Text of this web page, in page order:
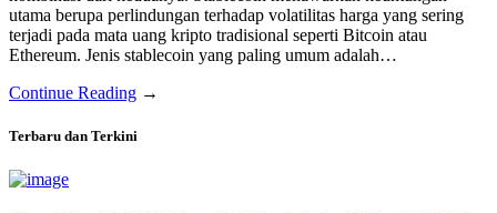
utama berupa perlindungan terhadap volatilitas harga yang sering
terjadi pada mata uang kripto tradisional seperti Bitcoin atau
Ethereum. Jenis stablecoin yang paling umum adalah…
Continue Reading →
Terbaru dan Terkini